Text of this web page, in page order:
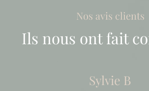
Nos avis clients
Ils nous ont fait
Sylvie B